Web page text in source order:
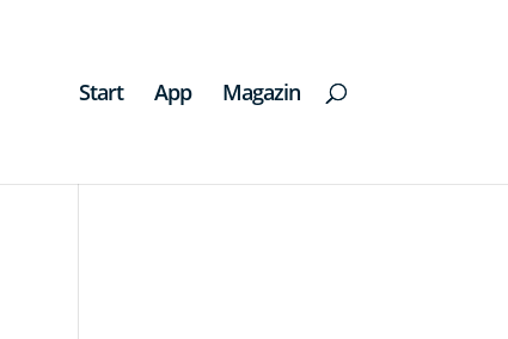
Start App Magazin